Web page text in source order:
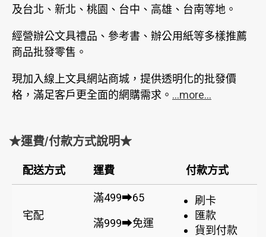
及台北、新北、桃園、台中、高雄、台南等地。
經營辦公文具禮品、參考書、辦公用紙等多樣推薦
商品批發零售。
現加入線上文具網站商城，提供透明化的批發價
格，滿足客戶更全面的網購需求。 ...more...
★運費/付款方式說明★
配送方式 運費 付款方式
宅配
滿499➡65
滿999➡免運
刷卡
匯款
貨到付款